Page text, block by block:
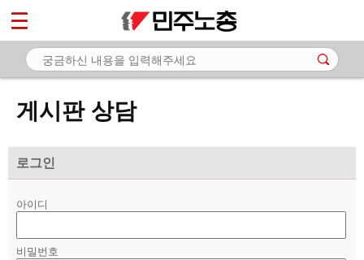
게시판 상담
로그인
아이디
비밀번호
마이페이지
소개
노동상담
- 게시판 상담
- 바로보기
- 찾아보기